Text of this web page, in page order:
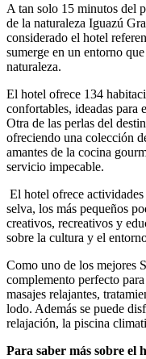
A tan solo 15 minutos del
de la naturaleza Iguazú
considerado el hotel
sumerge en un entorno
naturaleza.
El hotel ofrece 134
confortables, ideadas para
Otra de las perlas del
ofreciendo una colección
amantes de la cocina
servicio impecable.
El hotel ofrece
selva, los más pequeños
creativos, recreativos y
sobre la cultura y el
Como uno de los mejores
complemento perfecto
masajes relajantes,
lodo. Además se puede
relajación, la piscina
Para saber más sobre el